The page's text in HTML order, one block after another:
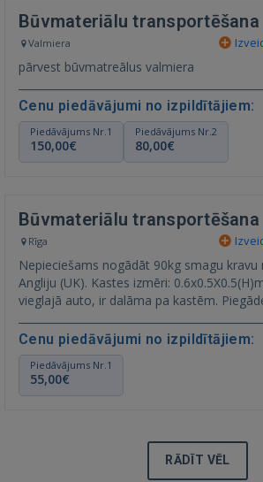
Būvmateriālu transportēšana
Valmiera
pārvest būvmatreālus valmiera
Cenu piedāvājumi no izpildītājiem:
Piedāvājums Nr.1
150,00€
Piedāvājums Nr.2
80,00€
Būvmateriālu transportēšana
Rīga
Nepieciešams nogādāt 90kg smagu
Angliju (UK). Kastes izmēri:
vieglajā auto, ir dalāma pa kastēm.
Cenu piedāvājumi no izpildītājiem:
Piedāvājums Nr.1
55,00€
RĀDĪT VĒL